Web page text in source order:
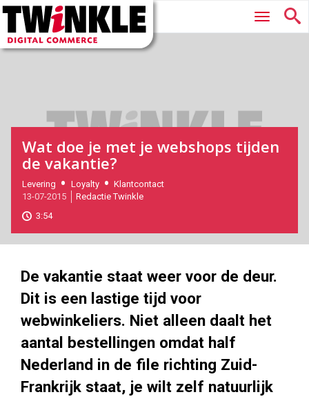
Twinkle
Digital
Commerce
Hoofdmenu
Wat doe je met je webshops tijden
de vakantie?
2015-
07-
13T16:56:00
2017-
05-
Levering Loyalty
Klantcontact
13-07-2015
Redactie Twinkle
3:54
De vakantie staat weer voor de deur.
Dit is een lastige tijd voor
webwinkeliers. Niet alleen daalt het
aantal bestellingen omdat half
Nederland in de file richting Zuid-
Frankrijk staat, je wilt zelf natuurlijk